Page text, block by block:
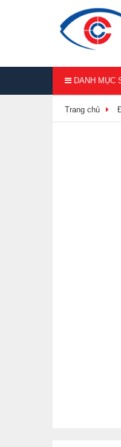
DANH MỤC
Trang chủ